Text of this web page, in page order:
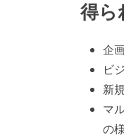
得ら
企
ビ
新
マ
の